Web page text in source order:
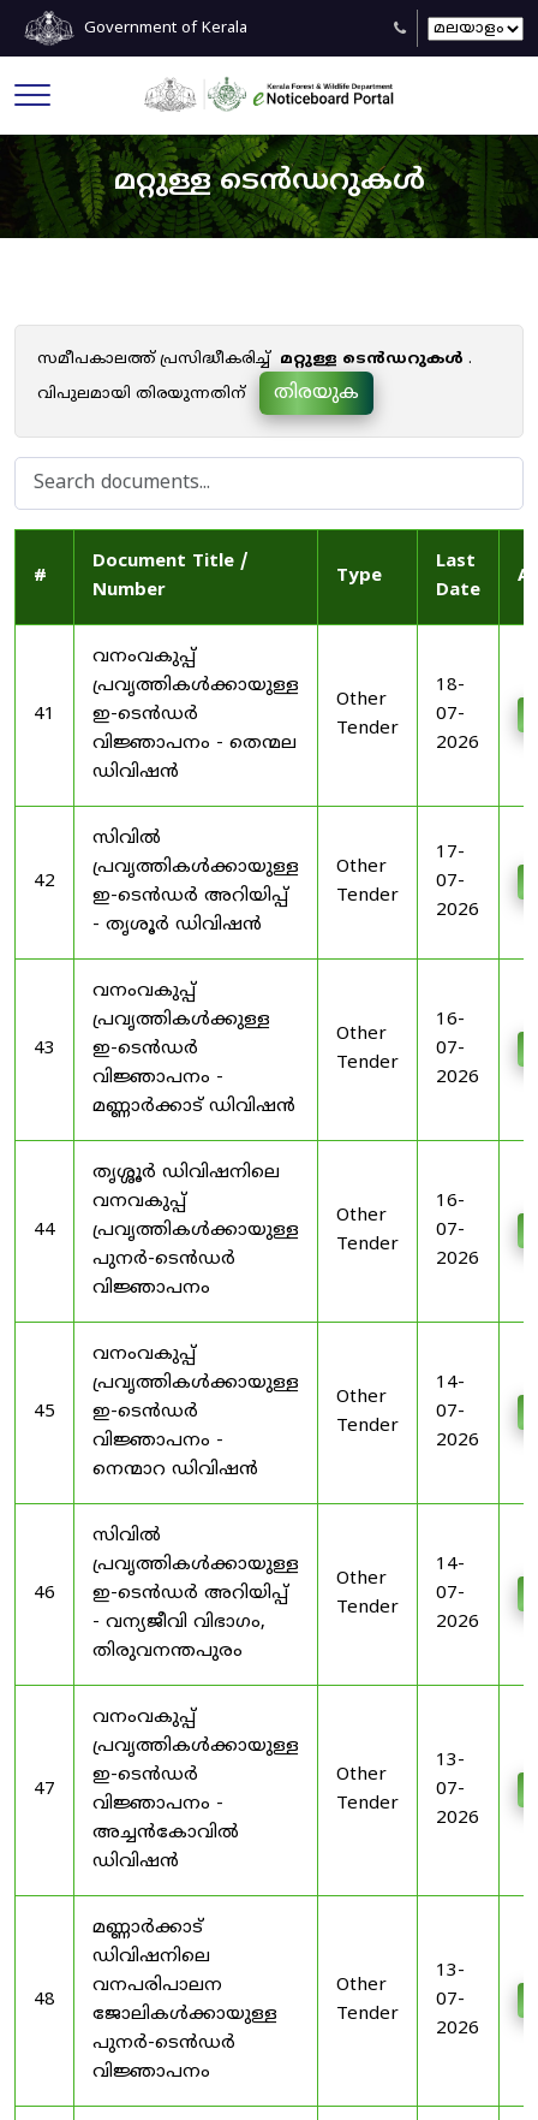
Government of Kerala
മറ്റുള്ള ടെൻഡറുകൾ
സമീപകാലത്ത് പ്രസിദ്ധീകരിച്ച് മറ്റുള്ള ടെൻഡറുകൾ .
വിപുലമായി തിരയുന്നതിന്
തിരയുക
#
Document Title /
Number
Type
Last
Date
41
വനംവകുപ്പ്
പ്രവൃത്തികൾക്കായുള്ള
ഇ-ടെൻഡർ
വിജ്ഞാപനം - തെന്മല
ഡിവിഷൻ
Other
Tender
18-
07-
2026
42
സിവിൽ
പ്രവൃത്തികൾക്കായുള്ള
ഇ-ടെൻഡർ അറിയിപ്പ്
- തൃശൂർ ഡിവിഷൻ
Other
Tender
17-
07-
2026
43
വനംവകുപ്പ്
പ്രവൃത്തികൾക്കുള്ള
ഇ-ടെൻഡർ
വിജ്ഞാപനം -
മണ്ണാർക്കാട് ഡിവിഷൻ
Other
Tender
16-
07-
2026
44
തൃശ്ശൂർ ഡിവിഷനിലെ
വനവകുപ്പ്
പ്രവൃത്തികൾക്കായുള്ള
പുനർ-ടെൻഡർ
വിജ്ഞാപനം
Other
Tender
16-
07-
2026
45
വനംവകുപ്പ്
പ്രവൃത്തികൾക്കായുള്ള
ഇ-ടെൻഡർ
വിജ്ഞാപനം -
നെന്മാറ ഡിവിഷൻ
Other
Tender
14-
07-
2026
46
സിവിൽ
പ്രവൃത്തികൾക്കായുള്ള
ഇ-ടെൻഡർ അറിയിപ്പ്
- വന്യജീവി വിഭാഗം,
തിരുവനന്തപുരം
Other
Tender
14-
07-
2026
47
വനംവകുപ്പ്
പ്രവൃത്തികൾക്കായുള്ള
ഇ-ടെൻഡർ
വിജ്ഞാപനം -
അച്ചൻകോവിൽ
ഡിവിഷൻ
Other
Tender
13-
07-
2026
48
മണ്ണാർക്കാട്
ഡിവിഷനിലെ
വനപരിപാലന
ജോലികൾക്കായുള്ള
പുനർ-ടെൻഡർ
വിജ്ഞാപനം
Other
Tender
13-
07-
2026